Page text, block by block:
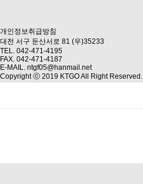
개인정보취급방침
대전 서구 둔산서로 81 (우)35233
TEL. 042-471-4195
FAX. 042-471-4187
E-MAIL. ntgf05@hanmail.net
Copyright ⓒ 2019 KTGO All Right Reserved.